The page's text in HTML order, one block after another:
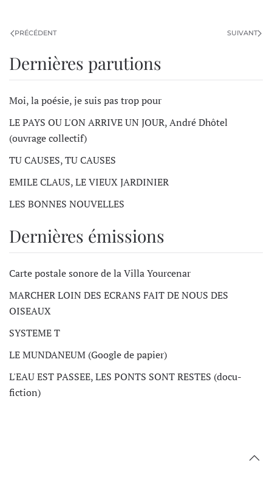
PRÉCÉDENT SUIVANT
Dernières parutions
Moi, la poésie, je suis pas trop pour
LE PAYS OU L'ON ARRIVE UN JOUR, André Dhôtel
(ouvrage collectif)
TU CAUSES, TU CAUSES
EMILE CLAUS, LE VIEUX JARDINIER
LES BONNES NOUVELLES
Dernières émissions
Carte postale sonore de la Villa Yourcenar
MARCHER LOIN DES ECRANS FAIT DE NOUS DES
OISEAUX
SYSTEME T
LE MUNDANEUM (Google de papier)
L'EAU EST PASSEE, LES PONTS SONT RESTES (docu-
fiction)